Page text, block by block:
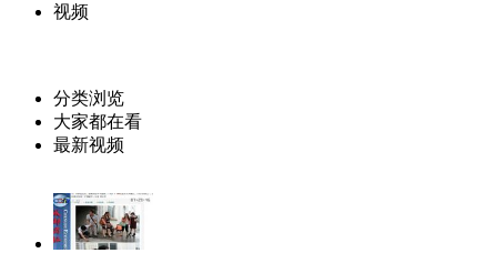
视频
分类浏览
大家都在看
最新视频